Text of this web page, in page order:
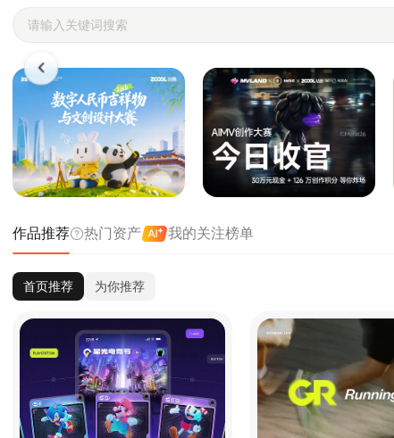
站酷ZCOOL - 设计师们都在站酷
作品推荐 热门资产 我的关注榜单
首页推荐 为你推荐